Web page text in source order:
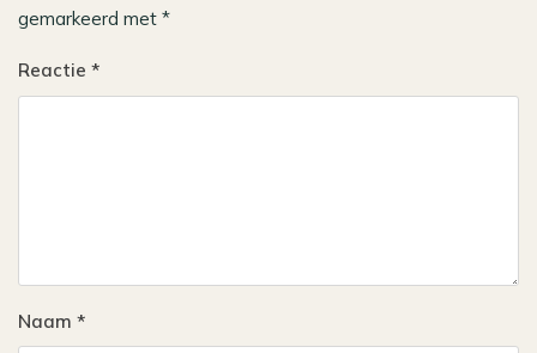
gemarkeerd met *
Reactie *
Naam *